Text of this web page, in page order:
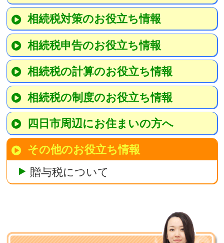
相続税対策のお役立ち情報
相続税申告のお役立ち情報
相続税の計算のお役立ち情報
相続税の制度のお役立ち情報
四日市周辺にお住まいの方へ
その他のお役立ち情報
贈与税について